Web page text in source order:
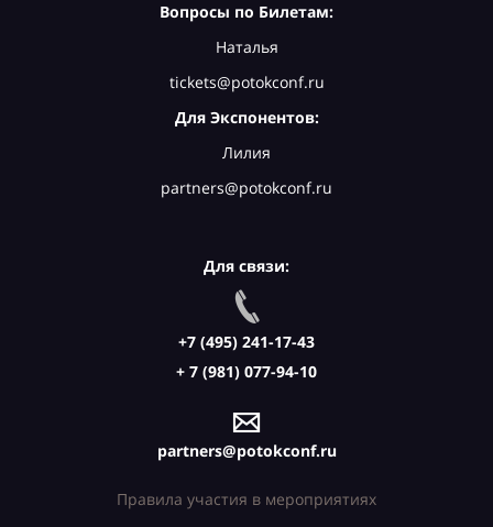
Вопросы по Билетам:
Наталья
tickets@potokconf.ru
Для Экспонентов:
Лилия
partners@potokconf.ru
Для связи:
+7 (495) 241-17-43
+ 7 (981) 077-94-10
partners@potokconf.ru
Правила участия в мероприятиях